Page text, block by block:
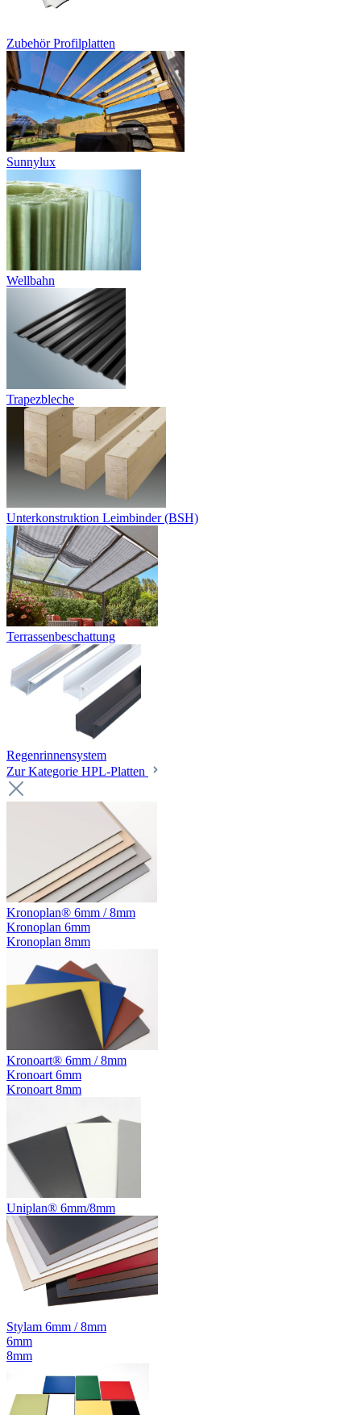
Zubehör Profilplatten
Sunnylux
Wellbahn
Trapezbleche
Unterkonstruktion Leimbinder (BSH)
Terrassenbeschattung
Regenrinnensystem
Zur Kategorie HPL-Platten
Kronoplan® 6mm / 8mm
Kronoplan 6mm
Kronoplan 8mm
Kronoart® 6mm / 8mm
Kronoart 6mm
Kronoart 8mm
Uniplan® 6mm/8mm
Stylam 6mm / 8mm
6mm
8mm